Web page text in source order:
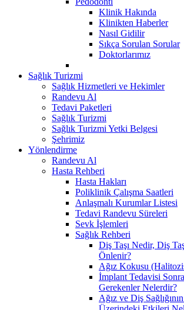
Klinik Hakında
Klinikten Haberler
Nasıl Gidilir
Sıkça Sorulan Sorular
Doktorlarımız
Sağlık Turizmi
Sağlık Hizmetleri ve Hekimler
Randevu Al
Tedavi Paketleri
Sağlık Turizmi
Sağlık Turizmi Yetki Belgesi
Şehrimiz
Yönlendirme
Randevu Al
Hasta Rehberi
Hasta Hakları
Poliklinik Çalışma Saatleri
Anlaşmalı Kurumlar Listesi
Tedavi Randevu Süreleri
Sevk İşlemleri
Sağlık Rehberi
Diş Taşı Nedir, Diş
Önlenir?
Ağız Kokusu
İmplant Tedavisi
Gerekenler Nelerdir?
Ağız ve Diş